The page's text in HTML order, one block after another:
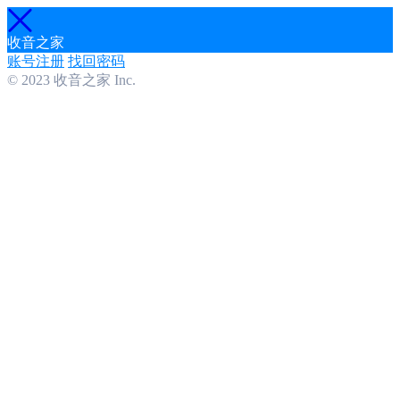
收音之家
账号注册 找回密码
© 2023 收音之家 Inc.